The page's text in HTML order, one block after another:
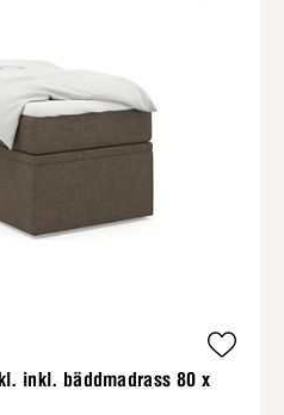
inkl. bäddmadrass 80 x